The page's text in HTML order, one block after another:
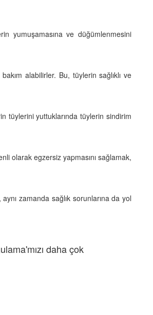
yumuşamasına ve düğümlenmesini
alabilirler. Bu, tüylerin sağlıklı ve
tüylerini yuttuklarında tüylerin sindirim
olarak egzersiz yapmasını sağlamak,
zamanda sağlık sorunlarına da yol
daha çok